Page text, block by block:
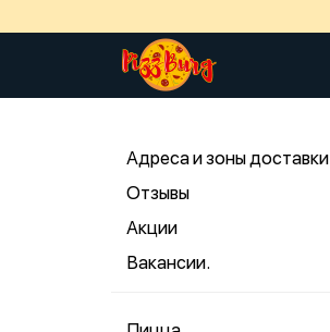
Адреса и зоны доставки
Отзывы
Акции
Вакансии.